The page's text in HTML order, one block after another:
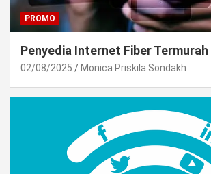
PROMO
Penyedia Internet Fiber
02/08/2025 Monica Priskila Sondakh